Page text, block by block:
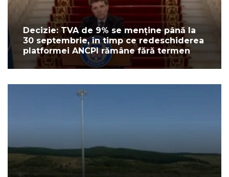
Decizie: TVA de 9% se menține până la
30 septembrie, în timp ce redeschiderea
platformei ANCPI rămâne fără termen